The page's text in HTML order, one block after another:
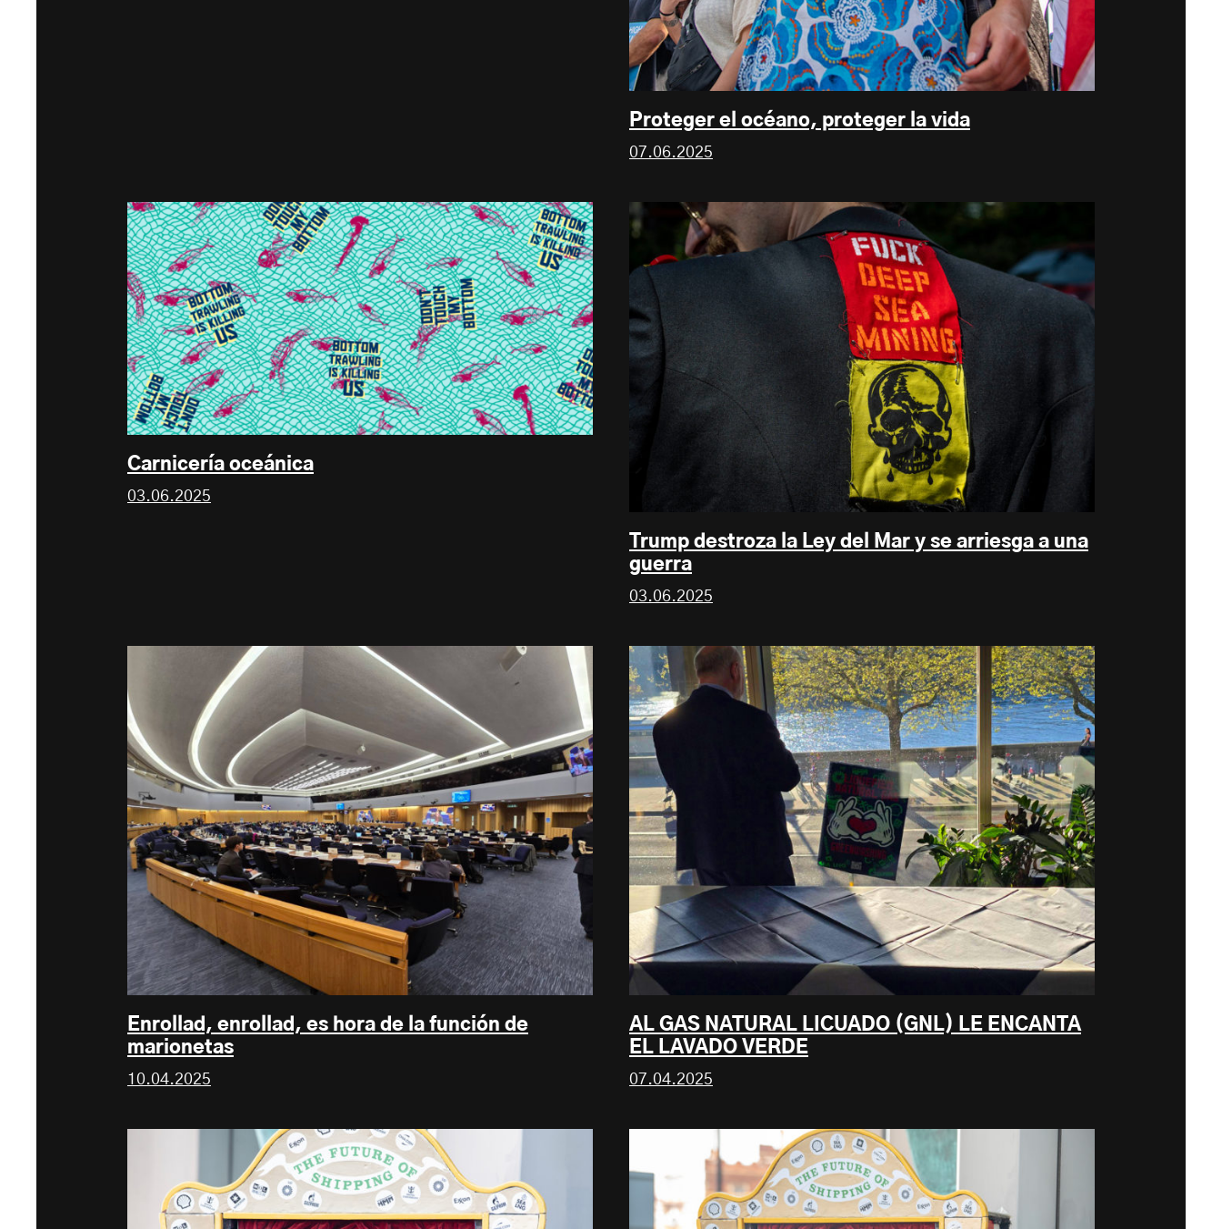
Proteger el océano, proteger la vida
07.06.2025
Carnicería oceánica
03.06.2025
Trump destroza la Ley del Mar y se arriesga a una
guerra
03.06.2025
Enrollad, enrollad, es hora de la función de
marionetas
10.04.2025
AL GAS NATURAL LICUADO (GNL) LE ENCANTA
EL LAVADO VERDE
07.04.2025